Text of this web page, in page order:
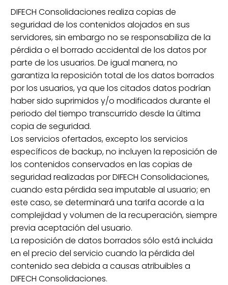
DIFECH Consolidaciones realiza copias de
seguridad de los contenidos alojados en sus
servidores, sin embargo no se responsabiliza de la
pérdida o el borrado accidental de los datos por
parte de los usuarios. De igual manera, no
garantiza la reposición total de los datos borrados
por los usuarios, ya que los citados datos podrían
haber sido suprimidos y/o modificados durante el
periodo del tiempo transcurrido desde la última
copia de seguridad.
Los servicios ofertados, excepto los servicios
específicos de backup, no incluyen la reposición de
los contenidos conservados en las copias de
seguridad realizadas por DIFECH Consolidaciones,
cuando esta pérdida sea imputable al usuario; en
este caso, se determinará una tarifa acorde a la
complejidad y volumen de la recuperación, siempre
previa aceptación del usuario.
La reposición de datos borrados sólo está incluida
en el precio del servicio cuando la pérdida del
contenido sea debida a causas atribuibles a
DIFECH Consolidaciones.